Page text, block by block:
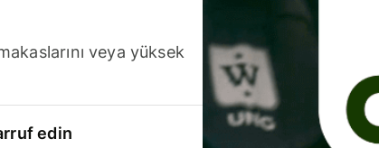
veya yüksek
edin